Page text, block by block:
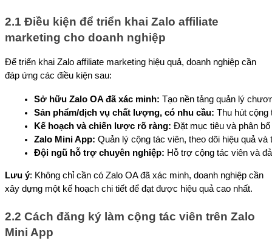
2.1 Điều kiện để triển khai Zalo affiliate
marketing cho doanh nghiệp
Để triển khai Zalo affiliate marketing hiệu quả, doanh nghiệp cần
đáp ứng các điều kiện sau:
Sở hữu Zalo OA đã xác minh: Tạo nền tảng quản lý
Sản phẩm/dịch vụ chất lượng, có nhu cầu: Thu hút cộng
Kế hoạch và chiến lược rõ ràng: Đặt mục tiêu và phân
Zalo Mini App: Quản lý cộng tác viên, theo dõi hiệu quả và
Đội ngũ hỗ trợ chuyên nghiệp: Hỗ trợ cộng tác viên và
Lưu ý: Không chỉ cần có Zalo OA đã xác minh, doanh nghiệp cần
xây dựng một kế hoạch chi tiết để đạt được hiệu quả cao nhất.
2.2 Cách đăng ký làm cộng tác viên trên Zalo
Mini App